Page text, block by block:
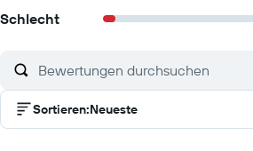
Schlecht
Sortieren:Neueste